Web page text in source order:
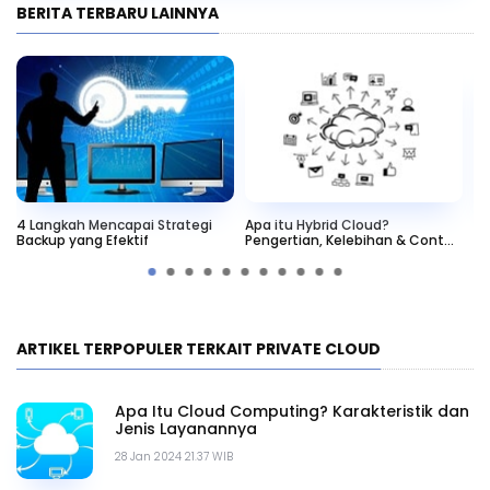
BERITA TERBARU LAINNYA
4 Langkah Mencapai Strategi
Backup yang Efektif
Apa itu Hybrid Cloud?
Pengertian, Kelebihan & Contoh
ARTIKEL TERPOPULER TERKAIT PRIVATE CLOUD
28 Jan 2024 21.37 WIB
Apa Itu Cloud Computing? Karakteristik dan
Jenis Layanannya